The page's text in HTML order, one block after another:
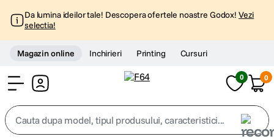
Da lumina ideilor tale! Descopera ofertele noastre Godox! Vezi
selectia!
Magazin online Inchirieri Printing Cursuri
0 0
Cauta dupa model, tipul produsului, caracteristici...